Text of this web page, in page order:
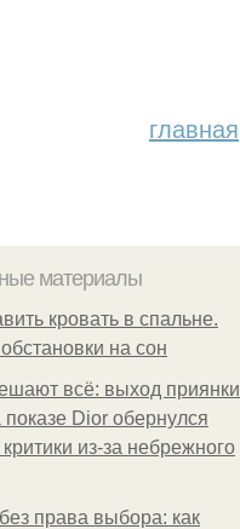
главная
материалы
кровать в спальне.
на сон
всё: выход приянки
Dior обернулся
из-за небрежного
права выбора: как